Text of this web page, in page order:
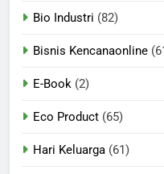
Bio Industri (82)
Bisnis Kencanaonline
E-Book (2)
Eco Product (65)
Hari Keluarga (61)